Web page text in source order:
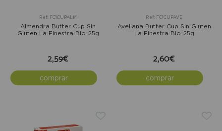
Ref: FC1CUPALM
Almendra Butter Cup Sin
Gluten La Finestra Bio 25g
2,59€
comprar
Ref: FC1CUPAVE
Avellana Butter Cup Sin Gluten
La Finestra Bio 25g
2,60€
comprar